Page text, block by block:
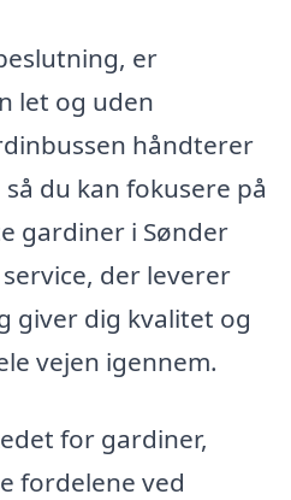
er
let og uden
håndterer
du kan fokusere på
gardiner i Sønder
der leverer
giver dig kvalitet og
vejen igennem.
for gardiner,
fordelene ved